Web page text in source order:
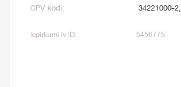
CPV kodi:
34221000-
Iepirkumi.lv ID: 5456775